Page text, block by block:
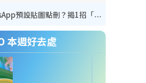
WhatsApp預設貼圖點刪？揭1招「反向操作」還原簡潔介面 附3步實測教學
本週好去處